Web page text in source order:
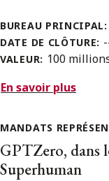
BUREAU PRINCIPAL:
DATE DE CLÔTURE:
VALEUR: 100
En savoir plus
MANDATS
GPTZero, dans
Superhuman